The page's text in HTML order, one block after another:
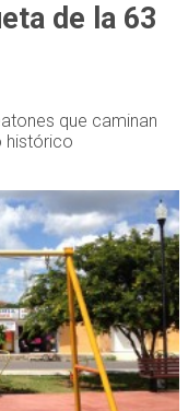
de la 63
que caminan
histórico